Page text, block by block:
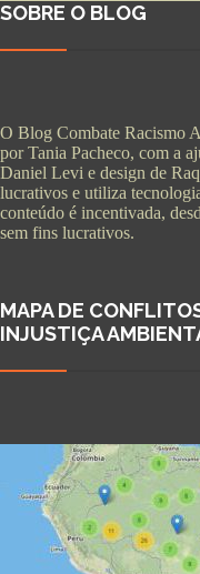
SOBRE O BLOG
O Blog Combate Racismo
por Tania Pacheco, com a
Daniel Levi e design de
lucrativos e utiliza
conteúdo é incentivada,
sem fins lucrativos.
MAPA DE
INJUSTIÇA